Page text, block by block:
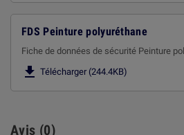
FDS Peinture polyuréthane
Fiche de données de sécurité Peinture
 Télécharger (244.4KB)
Avis (0)